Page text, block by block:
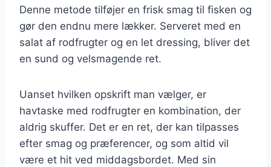
Denne metode tilføjer en frisk smag til fisken og
gør den endnu mere lækker. Serveret med en
salat af rodfrugter og en let dressing, bliver det
en sund og velsmagende ret.
Uanset hvilken opskrift man vælger, er
havtaske med rodfrugter en kombination, der
aldrig skuffer. Det er en ret, der kan tilpasses
efter smag og præferencer, og som altid vil
være et hit ved middagsbordet. Med sin